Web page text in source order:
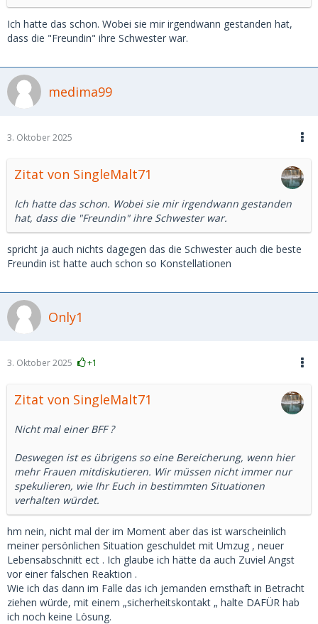
Ich hatte das schon. Wobei sie mir irgendwann gestanden hat,
dass die "Freundin" ihre Schwester war.
medima99
3. Oktober 2025
Zitat von SingleMalt71
Ich hatte das schon. Wobei sie mir irgendwann gestanden
hat, dass die "Freundin" ihre Schwester war.
spricht ja auch nichts dagegen das die Schwester auch die beste
Freundin ist hatte auch schon so Konstellationen
Only1
3. Oktober 2025 +1
Zitat von SingleMalt71
Nicht mal einer BFF ?
Deswegen ist es übrigens so eine Bereicherung, wenn hier
mehr Frauen mitdiskutieren. Wir müssen nicht immer nur
spekulieren, wie Ihr Euch in bestimmten Situationen
verhalten würdet.
hm nein, nicht mal der im Moment aber das ist warscheinlich
meiner persönlichen Situation geschuldet mit Umzug , neuer
Lebensabschnitt ect . Ich glaube ich hätte da auch Zuviel Angst
vor einer falschen Reaktion .
Wie ich das dann im Falle das ich jemanden ernsthaft in Betracht
ziehen würde, mit einem „sicherheitskontakt „ halte DAFÜR hab
ich noch keine Lösung.